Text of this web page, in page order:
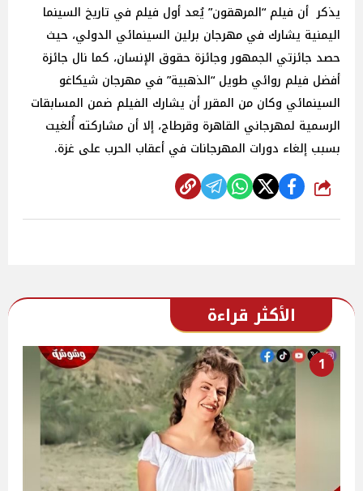
يذكر أن فيلم “المرهقون” يُعد أول فيلم في تاريخ السينما
اليمنية يشارك في مهرجان برلين السينمائي الدولي، حيث
حصد جائزتي الجمهور وجائزة حقوق الإنسان، كما نال جائزة
أفضل فيلم روائي طويل “الذهبية” في مهرجان شيكاغو
السينمائي وكان من المقرر أن يشارك الفيلم ضمن المسابقات
الرسمية لمهرجاني القاهرة وقرطاج، إلا أن مشاركته أُلغيت
بسبب إلغاء دورات المهرجانات في أعقاب الحرب على غزة.
شارك
الأكثر قراءة
1